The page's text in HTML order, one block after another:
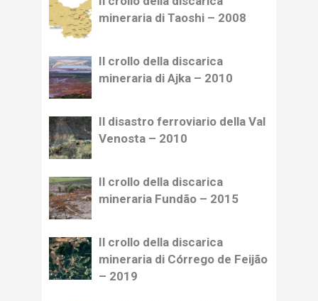
mineraria di Taoshi – 2008
Il crollo della discarica
mineraria di Ajka – 2010
Il disastro ferroviario della Val
Venosta – 2010
Il crollo della discarica
mineraria Fundão – 2015
Il crollo della discarica
mineraria di Córrego de Feijão
– 2019